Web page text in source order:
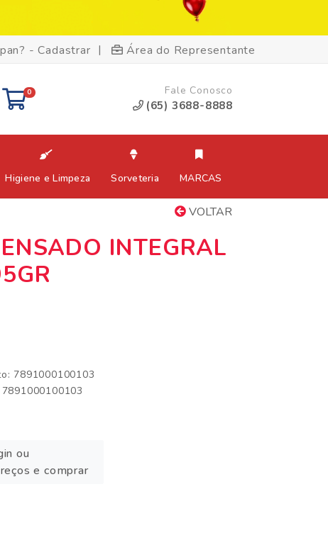
- Cadastrar | Área do Representante
0 Fale Conosco
(65) 3688-8888
Higiene e Limpeza Sorveteria MARCAS
VOLTAR
INTEGRAL
7891000100103
ou
e comprar